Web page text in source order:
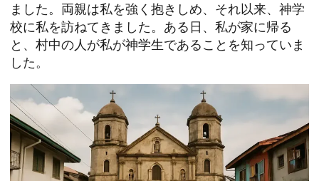
ました。両親は私を強く抱きしめ、それ以来、神学
校に私を訪ねてきました。ある日、私が家に帰る
と、村中の人が私が神学生であることを知っていま
した。